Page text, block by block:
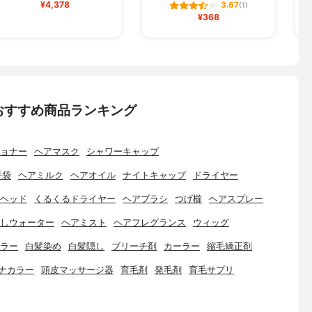
¥4,378 3.67(1)
¥368
すめ商品ランキング
ナー ヘアマスク シャワーキャップ
袋 ヘアミルク ヘアオイル ナイトキャップ ドライヤー
ッド くるくるドライヤー ヘアブラシ つげ櫛 ヘアスプレー
ウォーター ヘアミスト ヘアフレグランス ウィッグ
ー 白髪染め 白髪隠し ブリーチ剤 カーラー 縮毛矯正剤
カラー 頭皮マッサージ器 育毛剤 発毛剤 育毛サプリ